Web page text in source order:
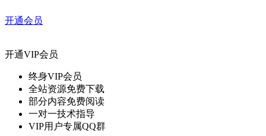
开通会员
开通VIP会员
终身VIP会员
全站资源免费下载
部分内容免费阅读
一对一技术指导
VIP用户专属QQ群